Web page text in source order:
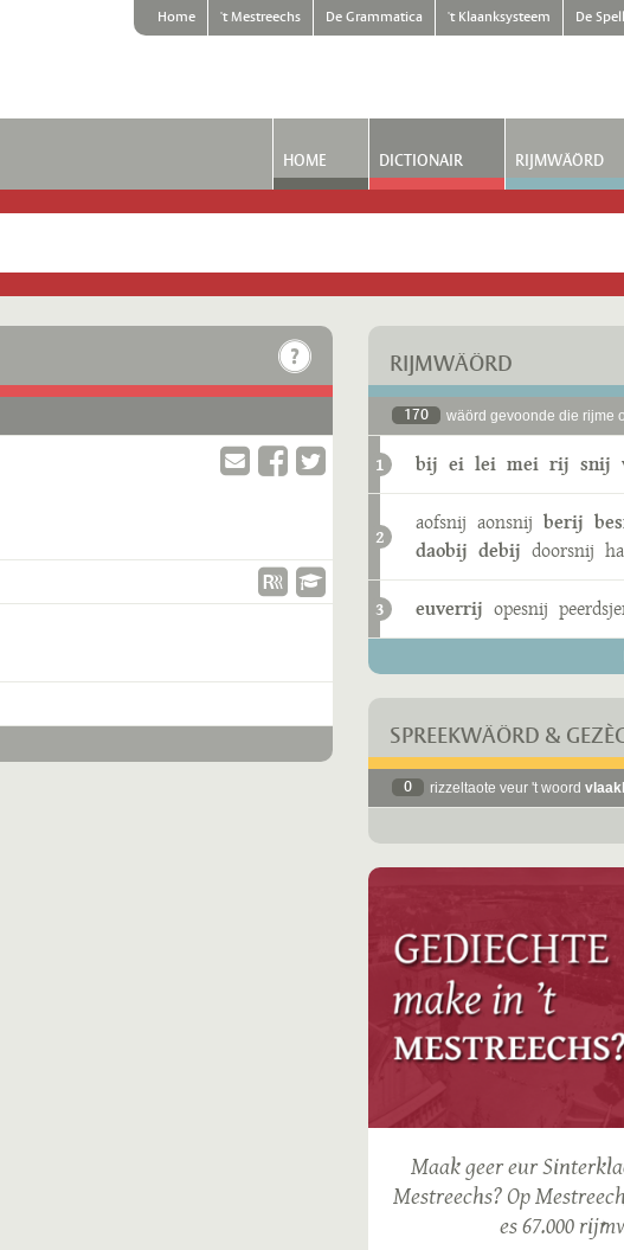
Home 't Mestreechs De Grammatica 't Klaanksysteem De
HOME DICTIONAIR RIJMWÄÖRD
RIJMWÄÖRD
170 wäörd gevoonde die rijme
1 bij ei lei mei rij snij
2
aofsnij aonsnij berij
daobij debij doorsnij
3 euverrij opesnij
SPREEKWÄÖRD &
0 rizzeltaote veur 't woord
Maak geer eur
Mestreechs? Op
es 67.000